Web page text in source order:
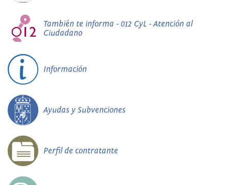
También te informa - 012 CyL - Atención al
Ciudadano
Información
Ayudas y Subvenciones
Perfil de contratante